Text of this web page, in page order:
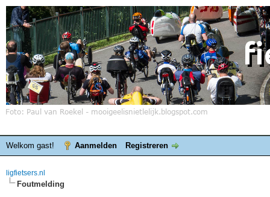
Welkom gast! Aanmelden Registreren
ligfietsers.nl
Foutmelding